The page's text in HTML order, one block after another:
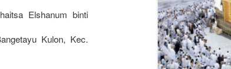
Elshanum binti
Kulon, Kec.